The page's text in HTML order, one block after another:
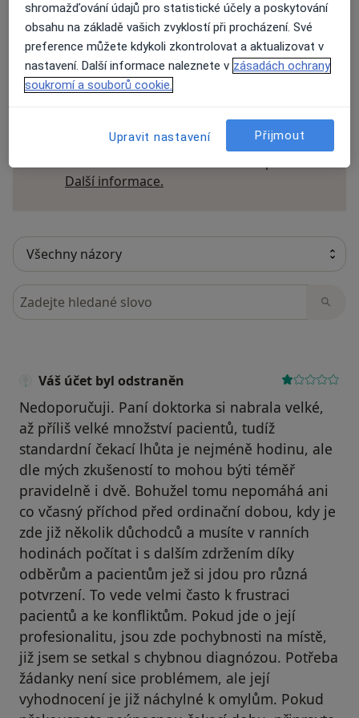
12 názorů
Recenze pacientů jsou pro nás důležité.
Specialisté nemají možnost zaplatit za
Další informace.
Hledejte v názorech
Váš účet byl odstraněn
Nedoporučuji. Paní doktorka si nabrala velké,
až příliš velké množství pacientů, tudíž
standardní čekací lhůta je nejméně hodinu, ale
dle mých zkušeností to mohou býti téměř
pravidelně i dvě. Bohužel tomu nepomáhá ani
co včasný příchod před ordinační dobou, kdy je
zde již několik důchodců a musíte v ranních
hodinách počítat i s dalším zdržením díky
odběrům a pacientům jež si jdou pro různá
potvrzení. To vede velmi často k frustraci
pacientů a ke konfliktům. Pokud jde o její
profesionalitu, jsou zde pochybnosti na místě,
již jsem se setkal s chybnou diagnózou. Potřeba
žádanky není sice problémem, ale její
vyhodnocení je již náchylné k omylům. Pokud
shromažďování údajů pro statistické účely a poskytování
obsahu na základě vašich zvyklostí při procházení. Své
preference můžete kdykoli zkontrolovat a aktualizovat v
nastavení. Další informace naleznete v zásadách ochrany
soukromí a souborů cookie.
Upravit nastavení Přijmout